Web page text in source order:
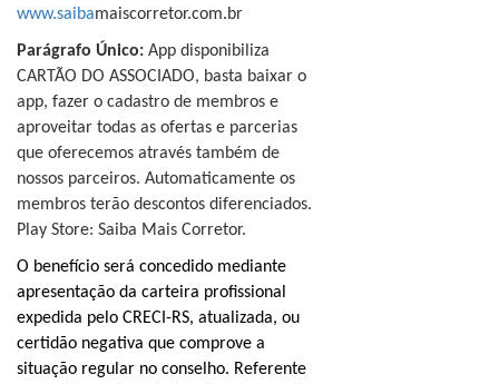
www.saibamaiscorretor.com.br
Parágrafo Único: App disponibiliza
CARTÃO DO ASSOCIADO, basta baixar o
app, fazer o cadastro de membros e
aproveitar todas as ofertas e parcerias
que oferecemos através também de
nossos parceiros. Automaticamente os
membros terão descontos diferenciados.
Play Store: Saiba Mais Corretor.
O benefício será concedido mediante
apresentação da carteira profissional
expedida pelo CRECI-RS, atualizada, ou
certidão negativa que comprove a
situação regular no conselho. Referente